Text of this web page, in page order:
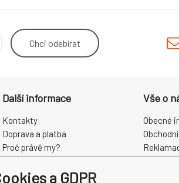
Chci odebírat
Další informace
Kontakty
Doprava a platba
Proč právě my?
Kamenná prodejna
Vše o
Obecné
a GDPR